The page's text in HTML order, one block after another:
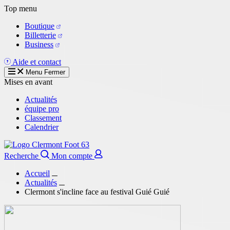
Aller
contenu
principal
Top menu
Boutique
Billetterie
Business
Aide et contact
Menu Fermer
Mises en avant
Actualités
équipe pro
Classement
Calendrier
Recherche
Mon compte
Accueil
Actualités
Clermont s'incline face au festival Guié Guié